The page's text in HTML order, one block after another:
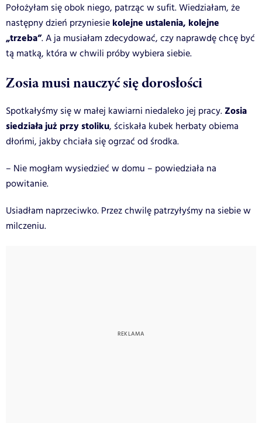
Położyłam się obok niego, patrząc w sufit. Wiedziałam, że
następny dzień przyniesie kolejne ustalenia, kolejne
„trzeba”. A ja musiałam zdecydować, czy naprawdę chcę być
tą matką, która w chwili próby wybiera siebie.
Zosia musi nauczyć się dorosłości
Spotkałyśmy się w małej kawiarni niedaleko jej pracy. Zosia
siedziała już przy stoliku, ściskała kubek herbaty obiema
dłońmi, jakby chciała się ogrzać od środka.
– Nie mogłam wysiedzieć w domu – powiedziała na
powitanie.
Usiadłam naprzeciwko. Przez chwilę patrzyłyśmy na siebie w
milczeniu.